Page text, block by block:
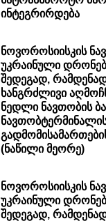
ინტეგრირდება
ნოვოროსიისკის
უკრაინული
შედეგად,
ხანგრძლივი
ნედლი ნავთობის
(ნაწილი მეორე)
ნოვოროსიისკის
უკრაინული
შედეგად,